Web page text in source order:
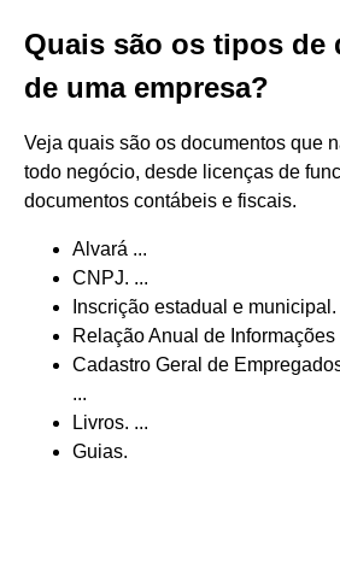
Quais são os tipos de
de uma empresa?
Veja quais são os documentos que
todo negócio, desde licenças de
documentos contábeis e fiscais.
Alvará ...
CNPJ. ...
Inscrição estadual e municipal.
Relação Anual de Informações
Cadastro Geral de
...
Livros. ...
Guias.